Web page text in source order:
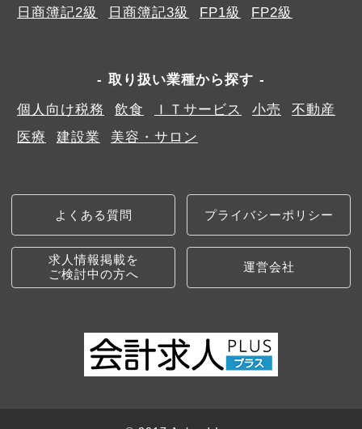
日商簿記2級
日商簿記3級 FP1級 FP2級
取り扱い業種から探す
個人向け税務
飲食 ＩＴサービス 小売
不動産
医療
建設業 美容・サロン
よくある質問 プライバシーポリシー
求人情報掲載を
ご検討中の方へ
運営会社